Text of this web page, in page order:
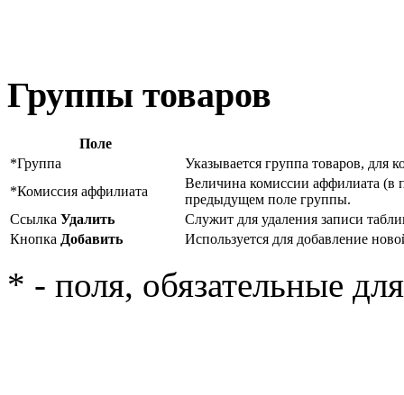
Группы товаров
Поле
*Группа
Указывается группа товаров, для
*Комиссия аффилиата
Величина комиссии аффилиата (в
предыдущем поле группы.
Ссылка Удалить
Служит для удаления записи
Кнопка Добавить Используется для добавление
* - поля, обязательные